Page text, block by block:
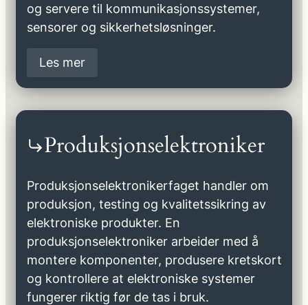
og servere til kommunikasjonssystemer,
sensorer og sikkerhetsløsninger.
Les mer
Produksjonselektroniker
Produksjonselektronikerfaget handler om
produksjon, testing og kvalitetssikring av
elektroniske produkter. En
produksjonselektroniker arbeider med å
montere komponenter, produsere kretskort
og kontrollere at elektroniske systemer
fungerer riktig før de tas i bruk.